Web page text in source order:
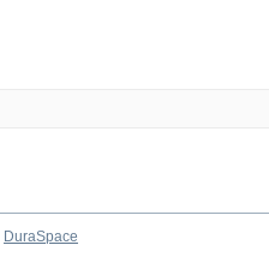
DuraSpace